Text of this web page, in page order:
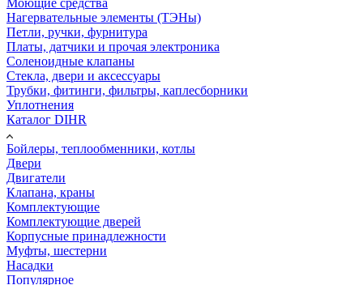
Нагервательные элементы (ТЭНы)
Петли, ручки, фурнитура
Платы, датчики и прочая электроника
Соленоидные клапаны
Стекла, двери и аксессуары
Трубки, фитинги, фильтры, каплесборники
Уплотнения
Каталог DIHR
Бойлеры, теплообменники, котлы
Двери
Двигатели
Клапана, краны
Комплектующие
Комплектующие дверей
Корпусные принадлежности
Муфты, шестерни
Насадки
Популярное